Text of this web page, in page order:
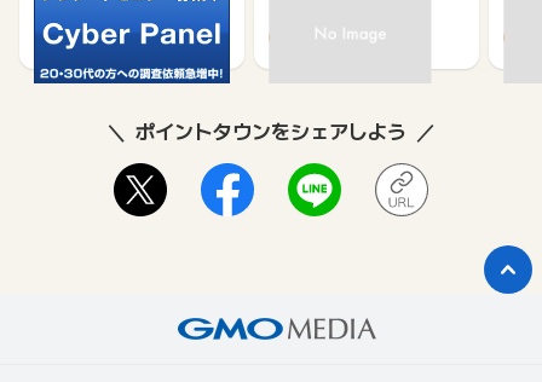
500 750 370 650
ポイントタウンをシェアしよう